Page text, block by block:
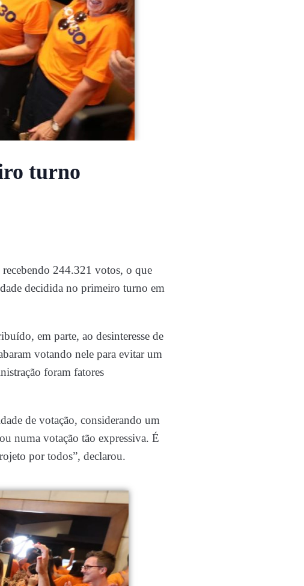
turno
recebendo 244.321 votos, o que
decidida no primeiro turno em
em parte, ao desinteresse de
votando nele para evitar um
foram fatores
de votação, considerando um
numa votação tão expressiva. É
por todos”, declarou.